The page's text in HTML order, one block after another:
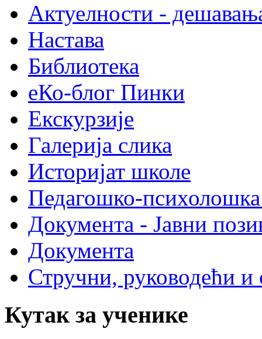
Актуелности -
Настава
Библиотека
еКо-блог Пинки
Екскурзије
Галерија слика
Историјат школе
Педагошко-психолошка
Документа - Јавни
Документа
Стручни, руководећи и
Кутак за ученике